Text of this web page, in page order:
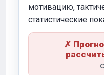
мотивацию,
статистические
✗